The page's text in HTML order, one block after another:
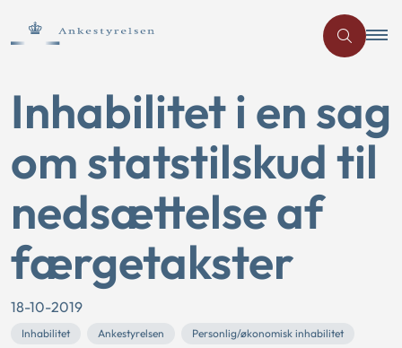
Inhabilitet i en sag
om statstilskud til
nedsættelse af
færgetakster
18-10-2019
Inhabilitet Ankestyrelsen Personlig/økonomisk inhabilitet